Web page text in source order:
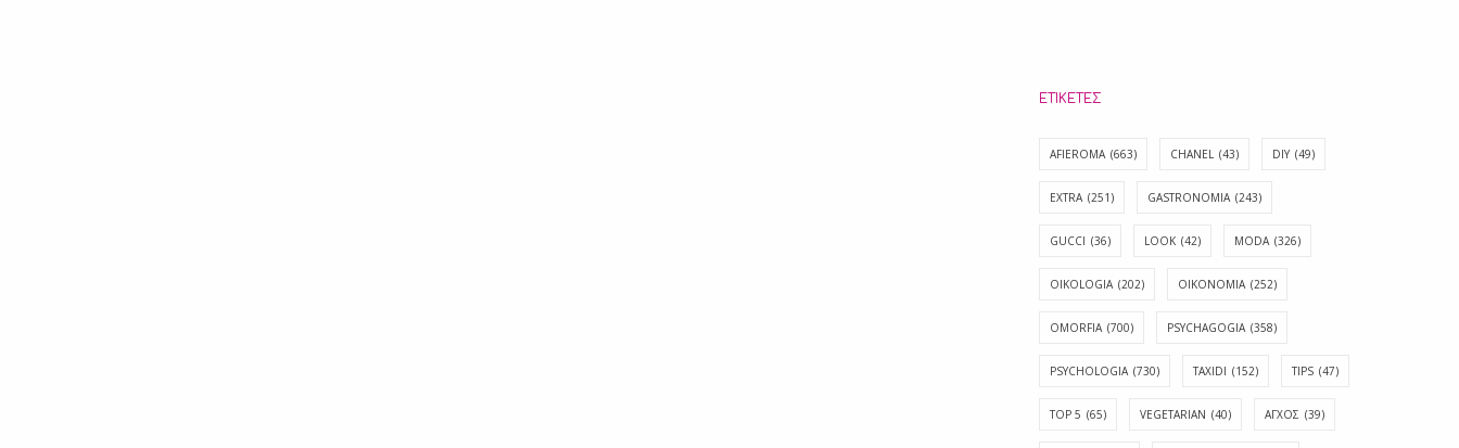
ΕΤΙΚΈΤΕΣ
AFIEROMA (663) CHANEL (43) DIY (49)
EXTRA (251) GASTRONOMIA (243)
GUCCI (36) LOOK (42) MODA (326)
OIKOLOGIA (202) OIKONOMIA (252)
OMORFIA (700) PSYCHAGOGIA (358)
PSYCHOLOGIA (730) TAXIDI (152) TIPS (47)
TOP 5 (65) VEGETARIAN (40) ΑΓΧΟΣ (39)